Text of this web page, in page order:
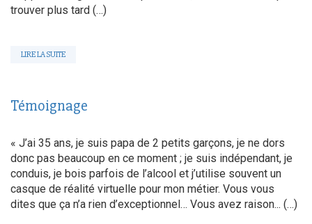
trouver plus tard (…)
LIRE LA SUITE
Témoignage
« J’ai 35 ans, je suis papa de 2 petits garçons, je ne dors
donc pas beaucoup en ce moment ; je suis indépendant, je
conduis, je bois parfois de l’alcool et j’utilise souvent un
casque de réalité virtuelle pour mon métier. Vous vous
dites que ça n’a rien d’exceptionnel… Vous avez raison... (…)